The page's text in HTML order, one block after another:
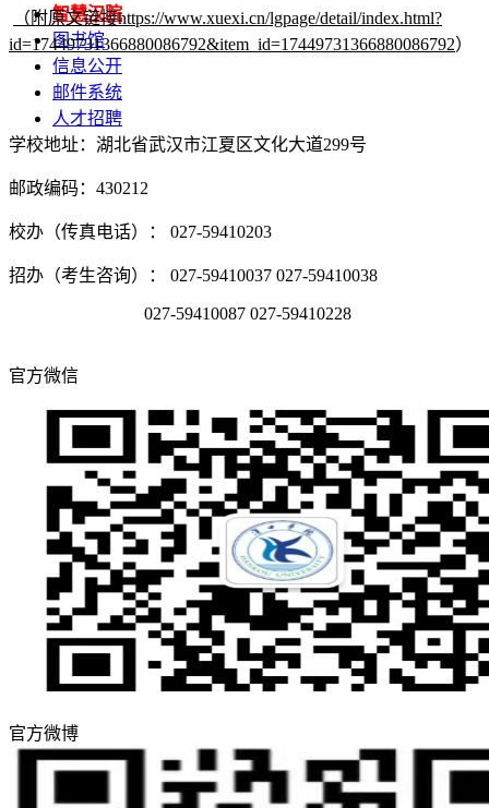
智慧汉院
图书馆
信息公开
邮件系统
人才招聘
（附原文链接https://www.xuexi.cn/lgpage/detail/index.html?
id=17449731366880086792&item_id=17449731366880086792）
学校地址：湖北省武汉市江夏区文化大道299号
邮政编码：430212
校办（传真电话）： 027-59410203
招办（考生咨询）： 027-59410037 027-59410038
027-59410087 027-59410228
官方微信
官方微博